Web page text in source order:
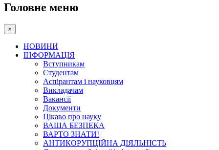
Головне меню
×
НОВИНИ
ІНФОРМАЦІЯ
Вступникам
Студентам
Аспірантам і науковцям
Викладачам
Вакансії
Документи
Цікаво про науку
ВАША БЕЗПЕКА
ВАРТО ЗНАТИ!
АНТИКОРУПЦІЙНА ДІЯЛЬНІСТЬ